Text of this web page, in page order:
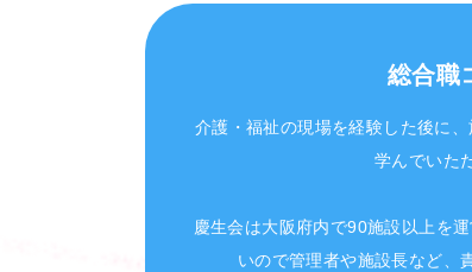
総合職
介護・福祉の現場を経験した後に
学んでいた
慶生会は大阪府内で90施設以上を
いので管理者や施設長など、